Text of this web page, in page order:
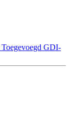
Toegevoegd GDI-